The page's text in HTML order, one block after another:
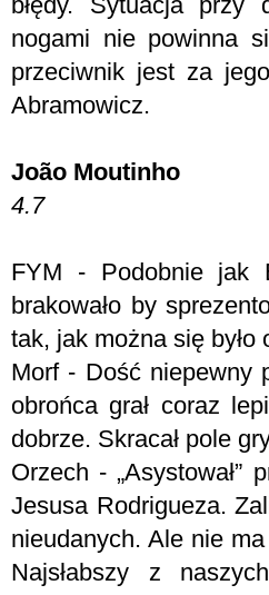
nogami nie powinna
przeciwnik jest za
Abramowicz.
João Moutinho
4.7
FYM - Podobnie jak
brakowało by
tak, jak można się
Morf - Dość niepewny
obrońca grał coraz
dobrze. Skracał pole
Orzech - „Asystował”
Jesusa Rodrigueza.
nieudanych. Ale nie
Najsłabszy z